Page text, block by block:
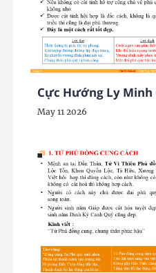
Cực Hướng Ly Minh
May 11 2026